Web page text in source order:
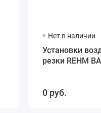
Нет в наличии
Установки
резки REHM
0 руб.